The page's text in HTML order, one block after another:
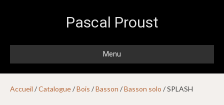
Pascal Proust
Menu
Accueil /Catalogue/Bois /Basson /Basson solo / SPLASH